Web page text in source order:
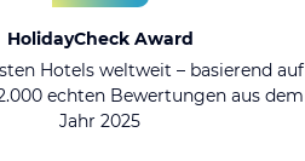
HolidayCheck Award
Hotels weltweit – basierend auf
echten Bewertungen aus dem
Jahr 2025